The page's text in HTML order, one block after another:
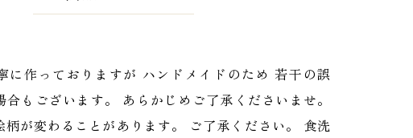
に作っておりますが ハンドメイドのため 若干の誤
もございます。 あらかじめご了承くださいませ。
柄が変わることがあります。 ご了承ください。 食洗